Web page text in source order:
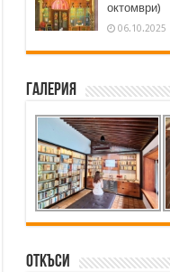
октомври)
06.10.2025
Галерия
Откъси